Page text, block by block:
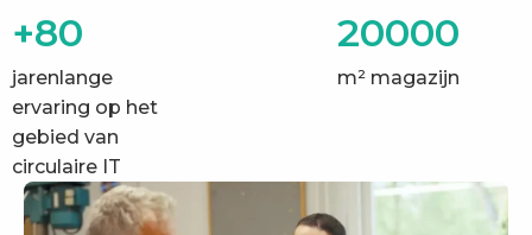
+80
jarenlange
ervaring op het
gebied van
circulaire IT
20000
m² magazijn